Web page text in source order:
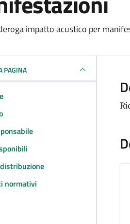
del
impatto acustico per
PAGINA
normativi